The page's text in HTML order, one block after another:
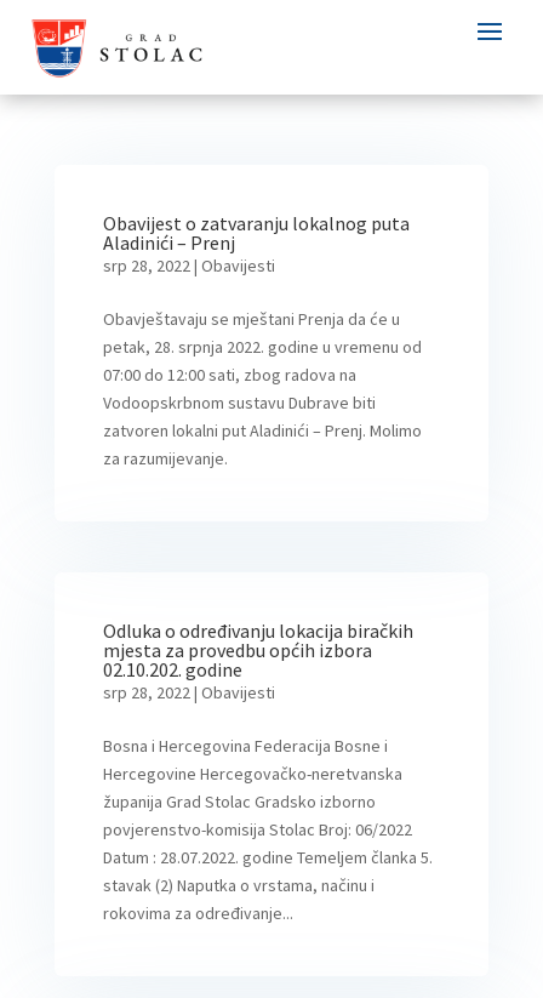
Obavijest o zatvaranju lokalnog puta
Aladinići – Prenj
srp 28, 2022| Obavijesti
Obavještavaju se mještani Prenja da će u
petak, 28. srpnja 2022. godine u vremenu od
07:00 do 12:00 sati, zbog radova na
Vodoopskrbnom sustavu Dubrave biti
zatvoren lokalni put Aladinići – Prenj. Molimo
za razumijevanje.
Odluka o određivanju lokacija biračkih
mjesta za provedbu općih izbora
02.10.202. godine
srp 28, 2022| Obavijesti
Bosna i Hercegovina Federacija Bosne i
Hercegovine Hercegovačko-neretvanska
županija Grad Stolac Gradsko izborno
povjerenstvo-komisija Stolac Broj: 06/2022
Datum : 28.07.2022. godine Temeljem članka 5.
stavak (2) Naputka o vrstama, načinu i
rokovima za određivanje...